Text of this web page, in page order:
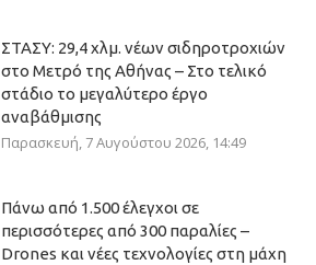
ΣΤΑΣΥ: 29,4 χλμ. νέων σιδηροτροχιών
στο Μετρό της Αθήνας – Στο τελικό
στάδιο το μεγαλύτερο έργο
αναβάθμισης
Παρασκευή, 7 Αυγούστου 2026, 14:49
Πάνω από 1.500 έλεγχοι σε
περισσότερες από 300 παραλίες –
Drones και νέες τεχνολογίες στη μάχη